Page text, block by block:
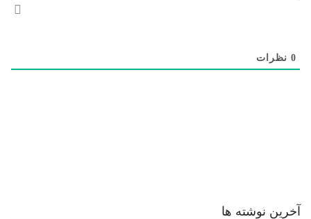
0 نظرات
آخرین نوشته ها